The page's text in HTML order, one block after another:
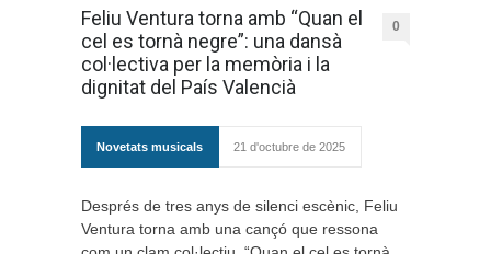
Feliu Ventura torna amb “Quan el
cel es tornà negre”: una dansà
col·lectiva per la memòria i la
dignitat del País Valencià
0
Novetats musicals 21 d'octubre de 2025
Després de tres anys de silenci escènic, Feliu
Ventura torna amb una cançó que ressona